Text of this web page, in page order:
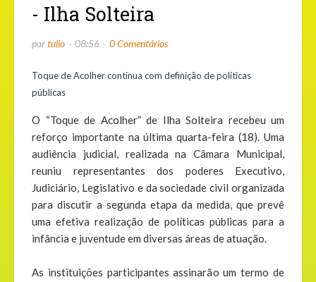
- Ilha Solteira
portulio 08:56 0 Comentários
Toque de Acolher continua com definição de políticas
públicas
O “Toque de Acolher” de Ilha Solteira recebeu um
reforço importante na última quarta-feira (18). Uma
audiência judicial, realizada na Câmara Municipal,
reuniu representantes dos poderes Executivo,
Judiciário, Legislativo e da sociedade civil organizada
para discutir a segunda etapa da medida, que prevê
uma efetiva realização de políticas públicas para a
infância e juventude em diversas áreas de atuação.
As instituições participantes assinarão um termo de